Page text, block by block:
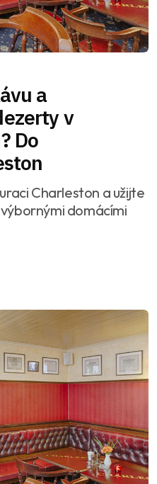
a
v
Do
Charleston a užijte
domácími